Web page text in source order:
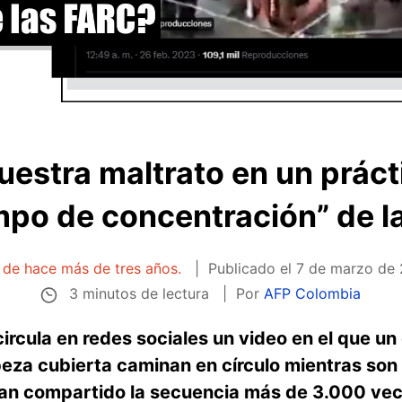
maltrato en un
de concentración” de
hace más de tres años. Publicado el 7 de marzo de
3 minutos de lectura
PorAFP Colombia
en redes sociales un video en el que
cubierta caminan en círculo mientras
compartido la secuencia más de 3.000